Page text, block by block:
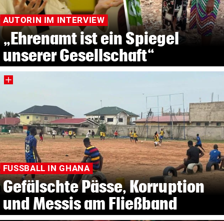
AUTORIN IM INTERVIEW
„Ehrenamt ist ein Spiegel
unserer Gesellschaft“
FUSSBALL IN GHANA
Gefälschte Pässe, Korruption
und Messis am Fließband